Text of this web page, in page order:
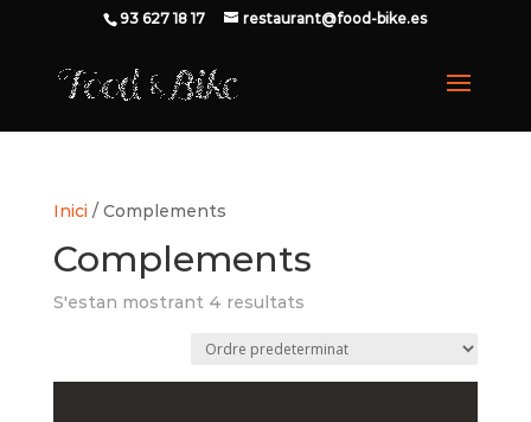
93 627 18 17 restaurant@food-bike.es
Inici / Complements
Complements
S'estan mostrant 4 resultats